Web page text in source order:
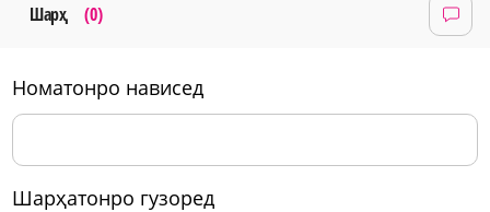
Шарҳ (0)
номатонро нависед
шарҳатонро гузоред